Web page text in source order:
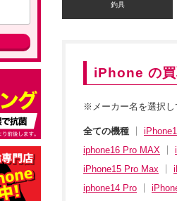
釣具
iPhone の
※メーカー名を選択し
全ての機種
iphone16 Pro MAX
iPhone15 Pro Max
iphone14 Pro